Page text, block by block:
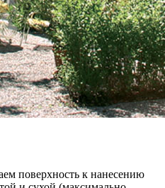
поверхность к нанесению